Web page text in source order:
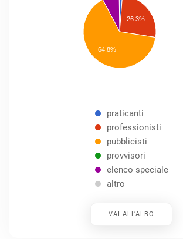
26.3%
64.8%
praticanti
professionisti
pubblicisti
provvisori
elenco speciale
altro
VAI ALL’ALBO